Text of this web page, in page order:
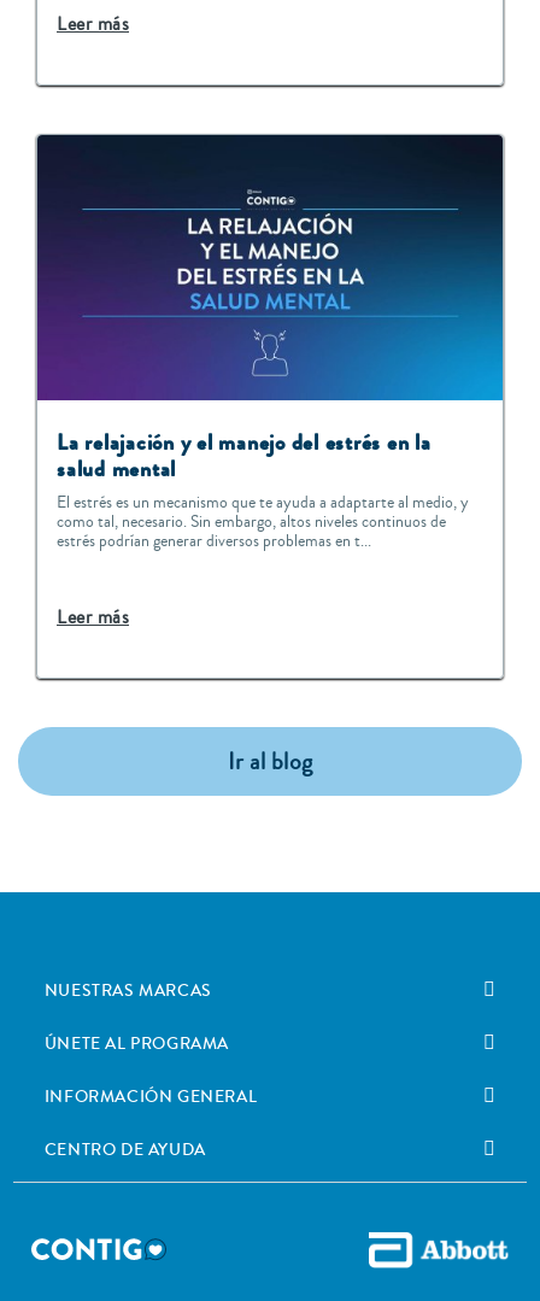
Leer más
La relajación y el manejo del estrés en la
salud mental
El estrés es un mecanismo que te ayuda a adaptarte al medio, y
como tal, necesario. Sin embargo, altos niveles continuos de
estrés podrían generar diversos problemas en t...
Leer más
Ir al blog
NUESTRAS MARCAS
ÚNETE AL PROGRAMA
INFORMACIÓN GENERAL
CENTRO DE AYUDA